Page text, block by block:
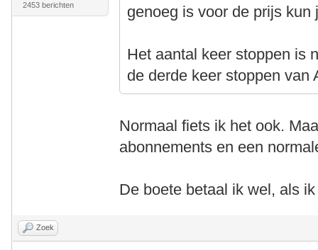
2453 berichten
genoeg is voor de prijs
Het aantal keer stoppen is
de derde keer stoppen van
Normaal fiets ik het ook.
abonnements en een
De boete betaal ik wel, als
Zoek